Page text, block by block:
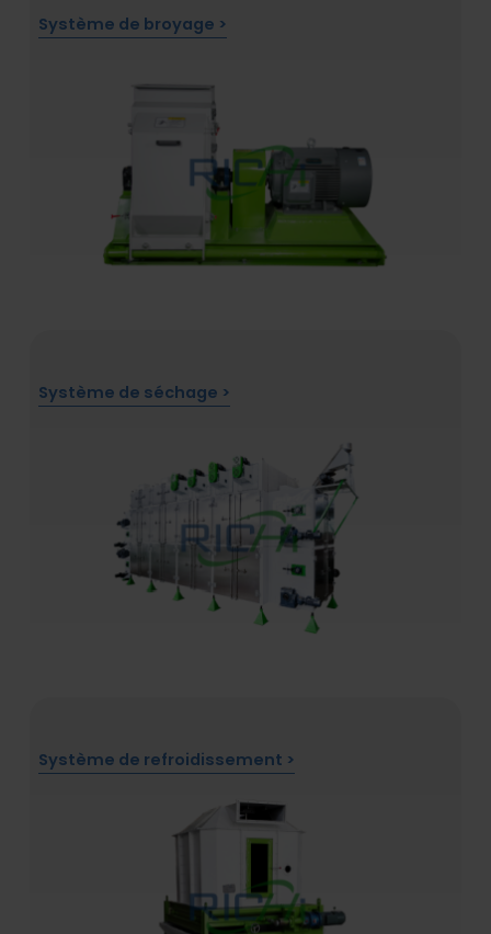
Système de broyage >
Système de séchage >
Système de refroidissement >